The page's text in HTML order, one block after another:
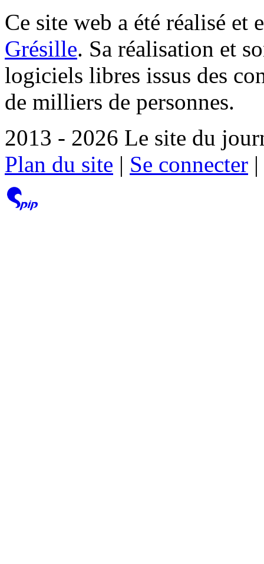
Ce site web a été réalisé et
Grésille. Sa réalisation et
logiciels libres issus des
de milliers de personnes.
2013 - 2026 Le site du
Plan du site | Se connecter |